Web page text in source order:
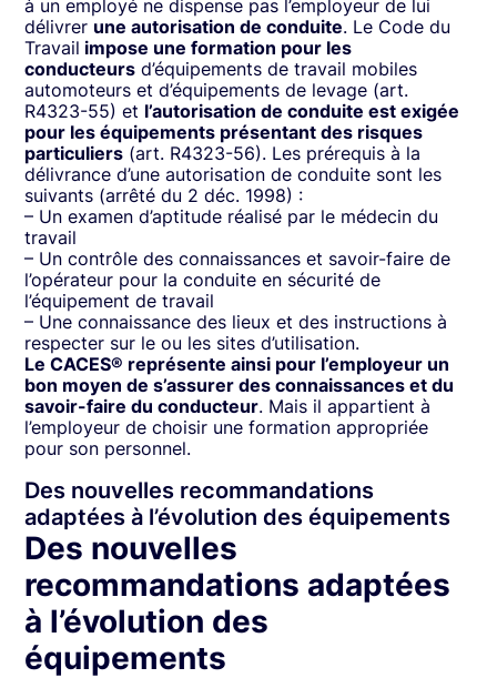
à un employé ne dispense pas l’employeur de lui
délivrer une autorisation de conduite. Le Code du
Travail impose une formation pour les
conducteurs d’équipements de travail mobiles
automoteurs et d’équipements de levage (art.
R4323-55) et l’autorisation de conduite est exigée
pour les équipements présentant des risques
particuliers (art. R4323-56). Les prérequis à la
délivrance d’une autorisation de conduite sont les
suivants (arrêté du 2 déc. 1998) :
– Un examen d’aptitude réalisé par le médecin du
travail
– Un contrôle des connaissances et savoir-faire de
l’opérateur pour la conduite en sécurité de
l’équipement de travail
– Une connaissance des lieux et des instructions à
respecter sur le ou les sites d’utilisation.
Le CACES® représente ainsi pour l’employeur un
bon moyen de s’assurer des connaissances et du
savoir-faire du conducteur. Mais il appartient à
l’employeur de choisir une formation appropriée
pour son personnel.
Des nouvelles recommandations
adaptées à l’évolution des équipements
Des nouvelles
recommandations adaptées
à l’évolution des
équipements